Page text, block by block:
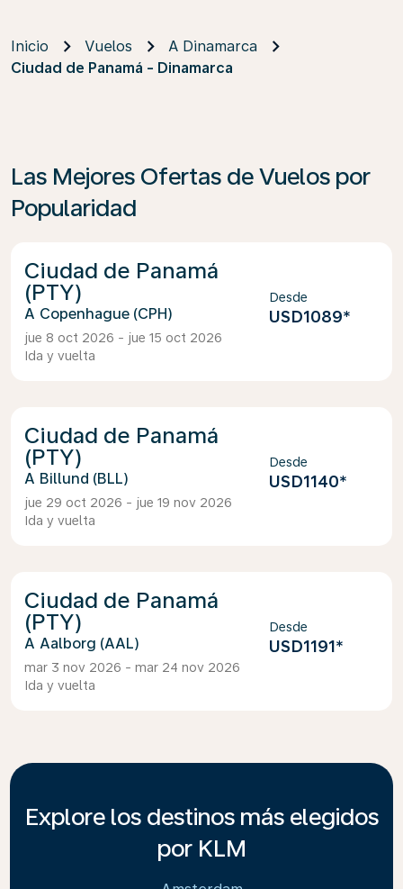
Inicio Vuelos
A Dinamarca
Ciudad de Panamá - Dinamarca
Las Mejores Ofertas de Vuelos por
Popularidad
Ciudad de Panamá
(PTY)
Copenhague (CPH)
jue 8 oct 2026 - jue 15 oct 2026
Ida y vuelta
Desde
USD1089*
Ciudad de Panamá
(PTY)
Billund (BLL)
jue 29 oct 2026 - jue 19 nov 2026
Ida y vuelta
Desde
USD1140*
Ciudad de Panamá
(PTY)
Aalborg (AAL)
mar 3 nov 2026 - mar 24 nov 2026
Ida y vuelta
Desde
USD1191*
Explore los destinos más elegidos
por KLM